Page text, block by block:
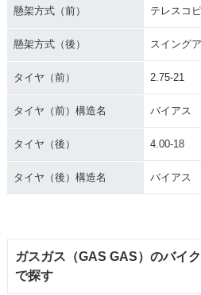
懸架方式（前） テレスコ
懸架方式（後） スイング
タイヤ（前） 2.75-21
タイヤ（前）構造名 バイアス
タイヤ（後） 4.00-18
タイヤ（後）構造名 バイアス
ガスガス（GAS GAS）のバイ
で探す